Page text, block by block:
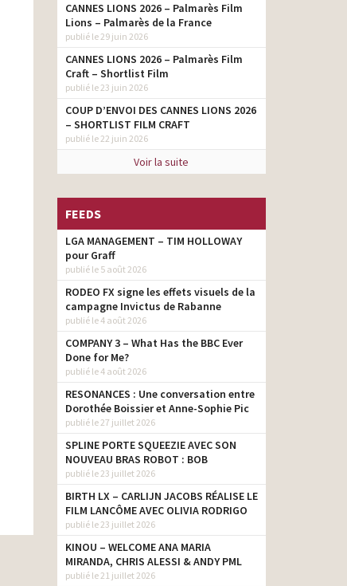
CANNES LIONS 2026 – Palmarès Film
Lions – Palmarès de la France
publié le 29 juin 2026
CANNES LIONS 2026 – Palmarès Film
Craft – Shortlist Film
publié le 23 juin 2026
COUP D’ENVOI DES CANNES LIONS 2026
– SHORTLIST FILM CRAFT
publié le 22 juin 2026
Voir la suite
FEEDS
LGA MANAGEMENT – TIM HOLLOWAY
pour Graff
publié le 5 août 2026
RODEO FX signe les effets visuels de la
campagne Invictus de Rabanne
publié le 4 août 2026
COMPANY 3 – What Has the BBC Ever
Done for Me?
publié le 4 août 2026
RESONANCES : Une conversation entre
Dorothée Boissier et Anne-Sophie Pic
publié le 27 juillet 2026
SPLINE PORTE SQUEEZIE AVEC SON
NOUVEAU BRAS ROBOT : BOB
publié le 23 juillet 2026
BIRTH LX – CARLIJN JACOBS RÉALISE LE
FILM LANCÔME AVEC OLIVIA RODRIGO
publié le 23 juillet 2026
KINOU – WELCOME ANA MARIA
MIRANDA, CHRIS ALESSI & ANDY PML
publié le 21 juillet 2026